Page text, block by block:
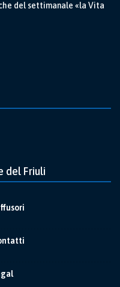
del settimanale «la Vita
del Friuli